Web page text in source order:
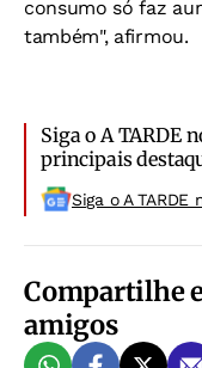
consumo só faz
também", afirmou.
Siga o A TARDE
principais
Siga o A TARDE
Compartilhe
amigos